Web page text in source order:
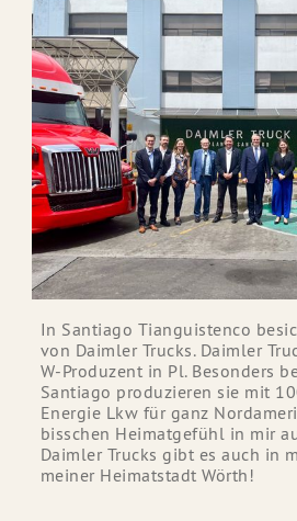
In Santiago Tianguistenco
von Daimler Trucks. Daimler
W-Produzent in Pl. Besonders
Santiago produzieren sie mit
Energie Lkw für ganz
bisschen Heimatgefühl in mir
Daimler Trucks gibt es auch in
meiner Heimatstadt Wörth!